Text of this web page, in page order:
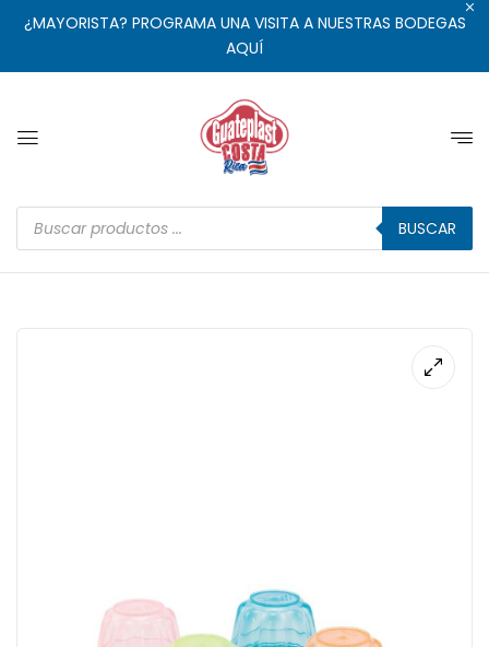
¿MAYORISTA? PROGRAMA UNA VISITA A NUESTRAS BODEGAS
AQUÍ
BUSCAR